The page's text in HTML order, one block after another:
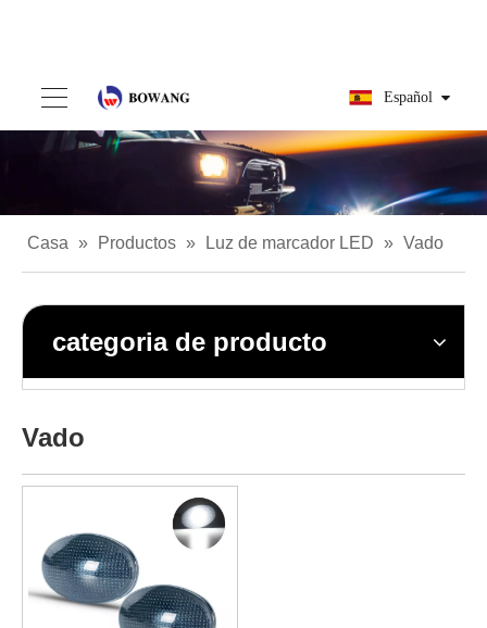
Español
Casa » Productos » Luz de marcador LED » Vado
categoria de producto
Vado